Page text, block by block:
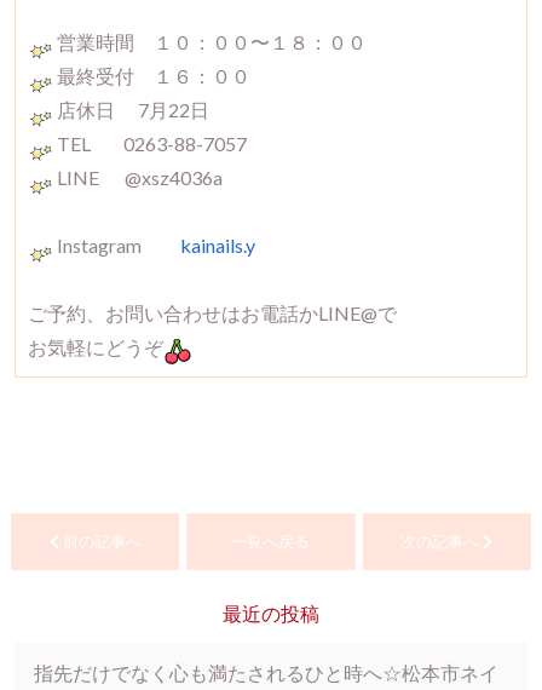
営業時間 １０：００〜１８：００
最終受付 １６：００
店休日 7月22日
TEL 0263-88-7057
LINE @xsz4036a
Instagram kainails.y
ご予約、お問い合わせはお電話かLINE@で
お気軽にどうぞ
前の記事へ 一覧へ戻る 次の記事へ
最近の投稿
指先だけでなく心も満たされるひと時へ☆松本市ネイ